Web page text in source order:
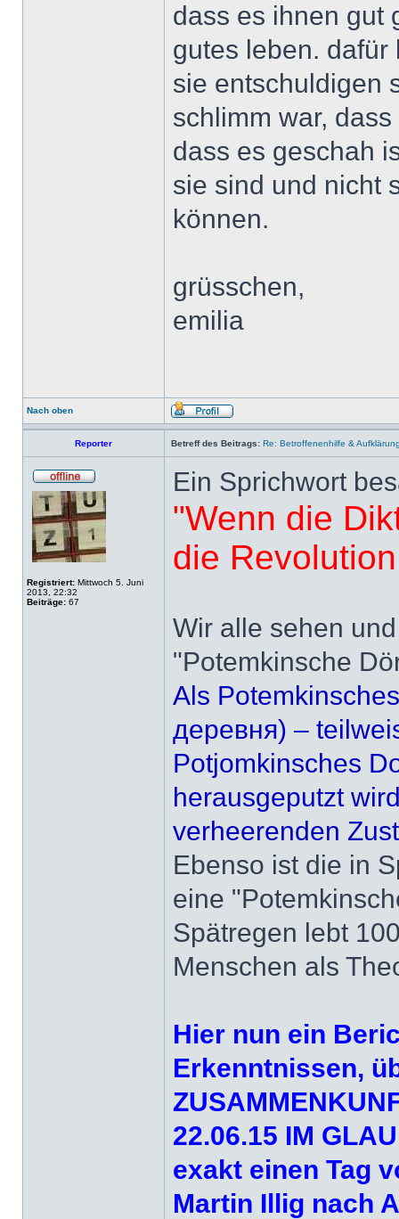
dass es ihnen gut
gutes leben. dafür
sie entschuldigen
schlimm war,
dass es geschah
sie sind und nicht
können.
grüsschen,
emilia
Nach oben
Reporter Betreff des Beitrags: Re: Betroffenenhilfe &
Registriert: Mittwoch 5. Juni
2013, 22:32
Beiträge: 67
Ein Sprichwort
"Wenn die
die
Wir alle sehen
"Potemkinsche
Als
деревня) –
Potjomkinsches
herausgeputzt
verheerenden
Ebenso ist die in
eine
Spätregen lebt
Menschen als
Hier nun ein
Erkenntnissen,
22.06.15 IM
exakt einen Tag
Martin Illig nach